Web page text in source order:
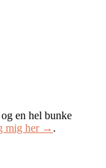
en hel bunke
mig her → .